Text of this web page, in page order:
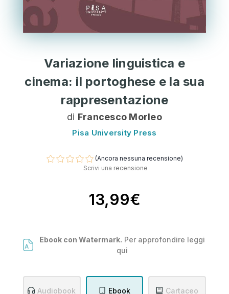
Variazione linguistica e
cinema: il portoghese e la sua
rappresentazione
di Francesco Morleo
Pisa University Press
(Ancora nessuna recensione)
Scrivi una recensione
13,99€
Ebook con Watermark. Per approfondire leggi
qui
Audiobook
Ebook
Cartaceo